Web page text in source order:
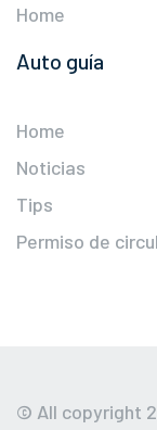
Home
Auto guía
Home
Noticias
Tips
Permiso de
© All copyright